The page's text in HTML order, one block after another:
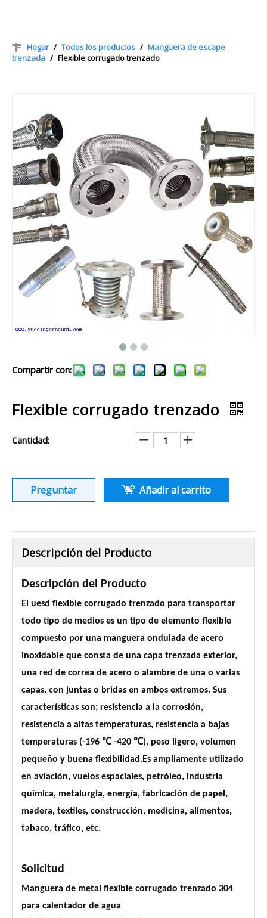
Hogar / Todos los productos / Manguera de escape
trenzada / Flexible corrugado trenzado
Compartir con:
Flexible corrugado trenzado
Cantidad:
Preguntar Añadir al carrito
Descripción del Producto
Descripción del Producto
El uesd flexible corrugado trenzado para transportar
todo tipo de medios es un tipo de elemento flexible
compuesto por una manguera ondulada de acero
inoxidable que consta de una capa trenzada exterior,
una red de correa de acero o alambre de una o varias
capas, con juntas o bridas en ambos extremos. Sus
características son; resistencia a la corrosión,
resistencia a altas temperaturas, resistencia a bajas
temperaturas (-196 ℃ -420 ℃), peso ligero, volumen
pequeño y buena flexibilidad.Es ampliamente utilizado
en aviación, vuelos espaciales, petróleo, industria
química, metalurgia, energía, fabricación de papel,
madera, textiles, construcción, medicina, alimentos,
tabaco, tráfico, etc.
Solicitud
Manguera de metal flexible corrugado trenzado 304
para calentador de agua